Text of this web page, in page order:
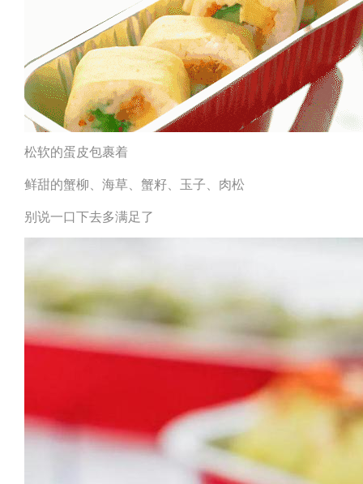
松软的蛋皮包裹着
鲜甜的蟹柳、海草、蟹籽、玉子、肉松
别说一口下去多满足了